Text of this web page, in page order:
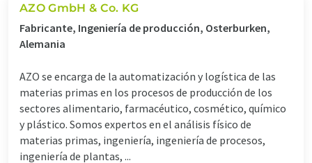
AZO GmbH & Co. KG
Fabricante, Ingeniería de producción, Osterburken,
Alemania
AZO se encarga de la automatización y logística de las
materias primas en los procesos de producción de los
sectores alimentario, farmacéutico, cosmético, químico
y plástico. Somos expertos en el análisis físico de
materias primas, ingeniería, ingeniería de procesos,
ingeniería de plantas, ...